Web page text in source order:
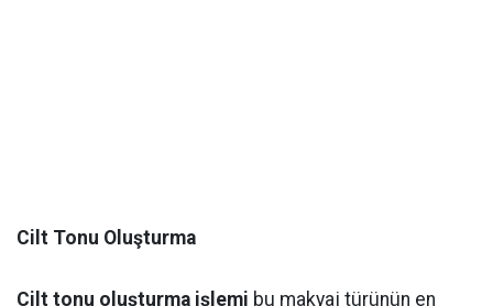
Cilt Tonu Oluşturma
Cilt tonu oluşturma işlemi bu makyaj türünün en